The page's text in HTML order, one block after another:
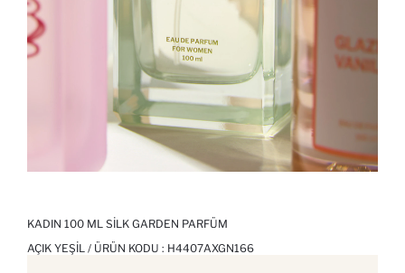
KADIN 100 ML SILK GARDEN PARFÜM
AÇIK YEŞIL / ÜRÜN KODU : H4407AXGN166